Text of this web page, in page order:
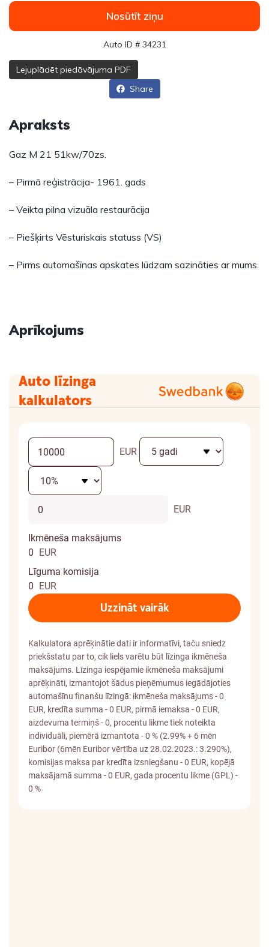
Nosūtīt ziņu
Auto ID # 34231
Lejuplādēt piedāvājuma PDF
Share
Apraksts
Gaz M 21 51kw/70zs.
– Pirmā reģistrācija- 1961. gads
– Veikta pilna vizuāla restaurācija
– Piešķirts Vēsturiskais statuss (VS)
– Pirms automašīnas apskates lūdzam sazināties ar mums.
Aprīkojums